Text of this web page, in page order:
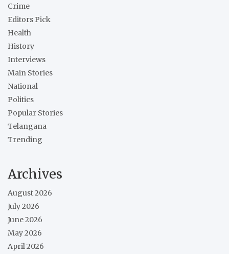
Crime
Editors Pick
Health
History
Interviews
Main Stories
National
Politics
Popular Stories
Telangana
Trending
Archives
August 2026
July 2026
June 2026
May 2026
April 2026